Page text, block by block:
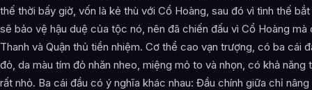
thế thời bấy giờ, vốn là kẻ thù với Cổ Hoàng, sau đó vì tình thế
sẽ bảo vệ hậu duệ của tộc nó, nên đã chiến đấu vì Cổ Hoàng
Thanh và Quận thủ tiền nhiệm. Cơ thể cao vạn trượng, có ba cái
đỏ, da màu tím đỏ nhăn nheo, miệng mỏ to và nhọn, có khả năng
rất nhỏ. Ba cái đầu có ý nghĩa khác nhau: Đầu chính giữa chỉ